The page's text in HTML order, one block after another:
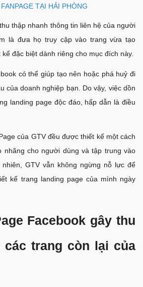
TẠI HẢI PHÒNG
thập nhanh thông tin liên hệ của người
là đưa họ truy cập vào trang vừa tạo
đặc biệt dành riêng cho mục đích này.
có thể giúp tạo nên hoặc phá huỷ đi
của doanh nghiệp bạn. Do vậy, việc dồn
landing page độc đáo, hấp dẫn là điều
của GTV đều được thiết kế một cách
nhãng cho người dùng và tập trung vào
GTV vẫn không ngừng nỗ lực để
kế trang landing page của mình ngày
Facebook gây thu
trang còn lại của